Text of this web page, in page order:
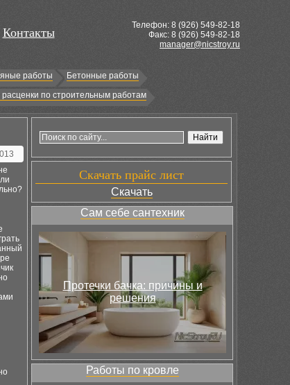
Контакты
Телефон: 8 (926) 549-82-18
Факс: 8 (926) 549-82-18
manager@nicstroy.ru
работы
Бетонные работы
расценки по строительным работам
Скачать прайс лист
Скачать
Сам себе сантехник
Протечки бачка: причины и
решения
Работы по кровле